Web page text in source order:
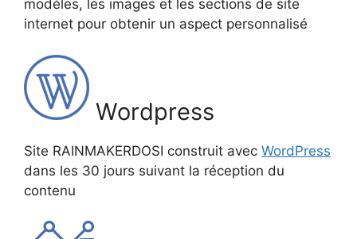
modèles, les images et les sections de site
internet pour obtenir un aspect personnalisé
Wordpress
Site RAINMAKERDOSI construit avec WordPress
dans les 30 jours suivant la réception du
contenu